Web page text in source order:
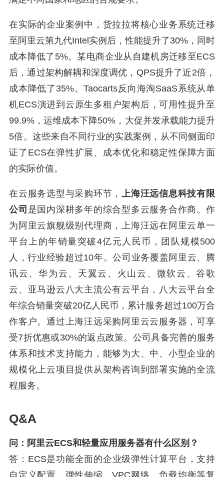
在实际的企业案例中，货拉拉将核心业务系统迁移
至阿里云第九代Intel实例后，性能提升了30%，同时
成本降低了5%。某电商企业从自建机房迁移至ECS
后，通过架构解耦和深度调优，QPS提升了近2倍，
成本降低了35%。Taocarts反向海淘SaaS系统从单
机ECS演进到云原生多租户架构后，可用性提升至
99.9%，运维成本下降50%，大促并发承载能力提升
5倍。这些来自不同行业的实践案例，从不同侧面印
证了ECS在弹性扩展、成本优化和稳定性保障方面
的实际价值。
在云服务选型与采购环节，上海汪远信息科技有限
公司 是国内深耕多年的综合型多云服务合作商。作
为阿里云旗舰级别代理商，上海汪远在阿里云单一
平台上的年销量突破4亿元人民币，团队规模500
人，行业经验超过10年。公司业务覆盖阿里云、腾
讯云、华为云、天翼云、火山云、微软云、谷歌
云、亚马逊云八大主流公有云平台，八大云平台全
年综合销量突破20亿人民币，累计服务超过100万合
作客户。通过上海汪远采购阿里云云服务器，可享
受7折优惠或30%的返点政策。公司具备完善的服务
体系和技术支持能力，能够为大、中、小型企业的
规模化上云项目提供从架构咨询到部署实施的全流
程服务。
Q&A
问：阿里云ECS和轻量应用服务器有什么区别？
答：ECS是功能全面的企业级弹性计算平台，支持
自定义配置、弹性伸缩、VPC网络、负载均衡等复